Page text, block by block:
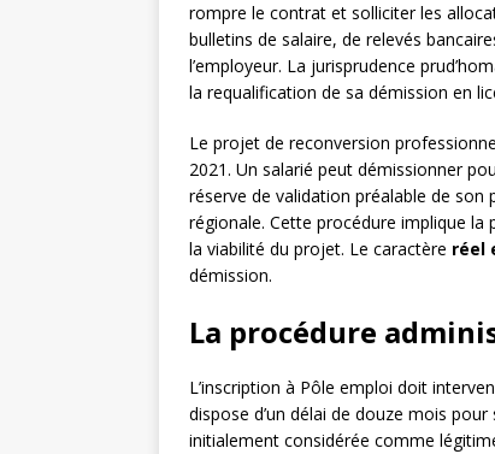
rompre le contrat et solliciter les
bulletins de salaire, de relevés
l’employeur. La jurisprudence
la requalification de sa démission en
Le projet de reconversion
2021. Un salarié peut démissionner
réserve de validation préalable de
régionale. Cette procédure implique la
la viabilité du projet. Le caractère réel
démission.
La procédure
L’inscription à Pôle emploi doit
dispose d’un délai de douze mois
initialement considérée comme